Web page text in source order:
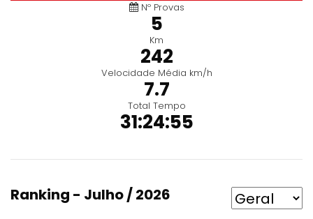
Nº Provas
5
Km
242
Velocidade Média km/h
7.7
Total Tempo
31:24:55
Ranking - Julho / 2026